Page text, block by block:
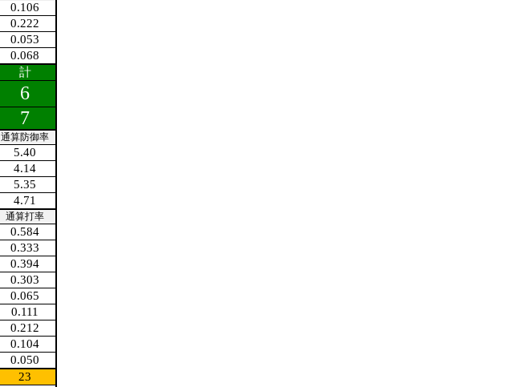
0.106
0.222
0.053
0.068
計
6
7
通算防御率
5.40
4.14
5.35
4.71
通算打率
0.584
0.333
0.394
0.303
0.065
0.111
0.212
0.104
0.050
23